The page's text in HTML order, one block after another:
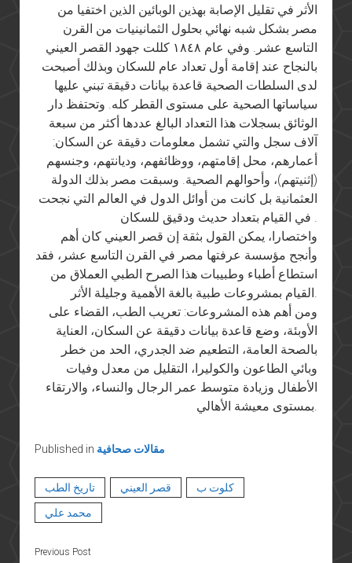
الأثر في تقليل الإصابة بهذين الوبائين الذين اختفيا من
مصر بشكل شبه نهائي بحلول الثمانينيات من القرن
التاسع عشر. وفي عام ١٨٤٨ كللت جهود القصر العيني
بالنجاح عند إقامة أول تعداد عام للسكان وبذلك أصبحت
لدى السلطات الصحية قاعدة بيانات دقيقة تبني عليها
سياساتها الصحية على مستوى القطر كله. وتحتفظ دار
الوثائق بسجلات هذا التعداد البالغ عددها أكثر من سبعة
آلاف سجل والتي تشمل معلومات دقيقة عن السكان:
أعمارهم، محل إقامتهم، ووظائفهم، وديانتهم، وجنسهم
(إثنيتهم)، وأحوالهم الصحية. وسبقت مصر بذلك الدولة
العثمانية بل كانت من أوائل الدول في العالم التي نجحت
في القيام بتعداد حديث ودقيق للسكان .
واختصارا، يمكن القول بثقة إن قصر العيني كان أهم
وأنجح مؤسسة عرفتها مصر في القرن التاسع عشر، فقد
استطاع أطباء وطبيبات هذا الصرح الطبي العملاق من
القيام بمشروعات طبية بالغة الأهمية وجليلة الأثر.
ومن أهم هذه المشروعات: تعريب الطب، القضاء على
الأوبئة، وضع قاعدة بيانات دقيقة عن السكان، العناية
بالصحة العامة، التطعيم ضد الجدري، الحد من خطر
وبائي الطاعون والكوليرا، التقليل من معدل وفيات
الأطفال وزيادة متوسط عمر الرجال والنساء، والارتقاء
بمستوى معيشة الأهالي.
Published in مقالات صحافية
تاريخ الطب قصر العيني
كلوت ب
محمد علي
Previous Post